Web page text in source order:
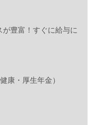
豊富！すぐに給与に
康・厚生年金）